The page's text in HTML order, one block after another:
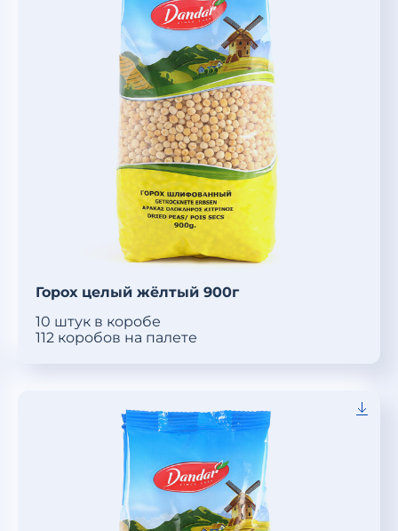
Горох целый жёлтый 900г
10 штук в коробе
112 коробов на палете